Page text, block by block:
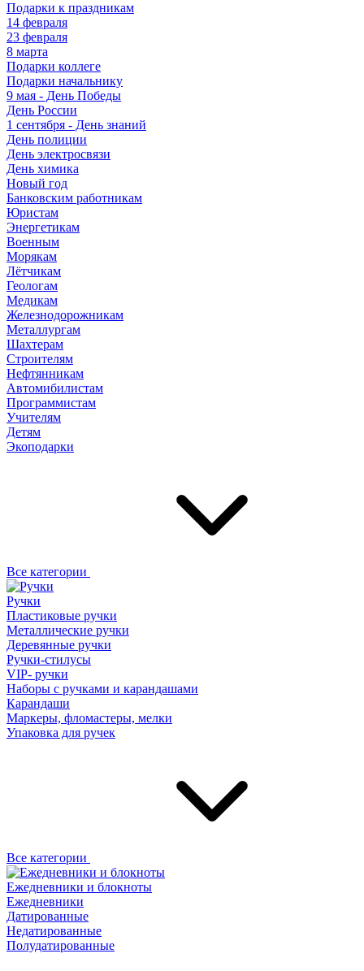
Подарки к праздникам
14 февраля
23 февраля
8 марта
Подарки коллеге
Подарки начальнику
9 мая - День Победы
День России
1 сентября - День знаний
День полиции
День электросвязи
День химика
Новый год
Банковским работникам
Юристам
Энергетикам
Военным
Морякам
Лётчикам
Геологам
Медикам
Железнодорожникам
Металлургам
Шахтерам
Строителям
Нефтянникам
Автомибилистам
Программистам
Учителям
Детям
Экоподарки
Все категории
Ручки
Пластиковые ручки
Металлические ручки
Деревянные ручки
Ручки-стилусы
VIP- ручки
Наборы с ручками и карандашами
Карандаши
Маркеры, фломастеры, мелки
Упаковка для ручек
Все категории
Ежедневники и блокноты
Ежедневники
Датированные
Недатированные
Полудатированные